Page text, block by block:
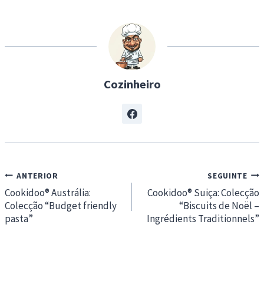
…
Cozinheiro
Navegação
de
artigos
ANTERIOR
Cookidoo® Austrália:
Colecção “Budget friendly
pasta”
SEGUINTE
Cookidoo® Suiça: Colecção
“Biscuits de Noël –
Ingrédients Traditionnels”